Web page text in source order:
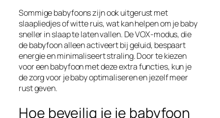
Sommige babyfoons zijn ook uitgerust met
slaapliedjes of witte ruis, wat kan helpen om je baby
sneller in slaap te laten vallen. De VOX-modus, die
de babyfoon alleen activeert bij geluid, bespaart
energie en minimaliseert straling. Door te kiezen
voor een babyfoon met deze extra functies, kun je
de zorg voor je baby optimaliseren en jezelf meer
rust geven.
Hoe beveilig je je babyfoon